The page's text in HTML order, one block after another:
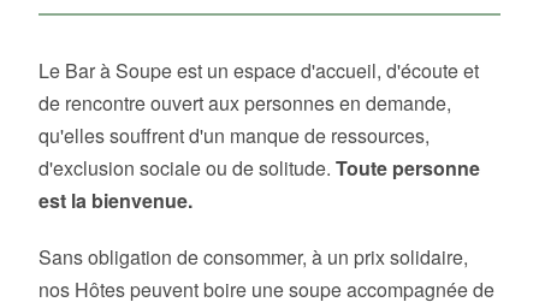
Le Bar à Soupe est un espace d'accueil, d'écoute et
de rencontre ouvert aux personnes en demande,
qu'elles souffrent d'un manque de ressources,
d'exclusion sociale ou de solitude. Toute personne
est la bienvenue.
Sans obligation de consommer, à un prix solidaire,
nos Hôtes peuvent boire une soupe accompagnée de